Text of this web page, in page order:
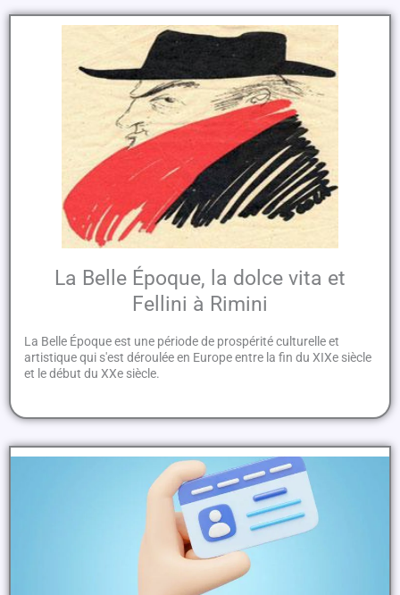
La Belle Époque, la dolce vita et
Fellini à Rimini
La Belle Époque est une période de prospérité culturelle et
artistique qui s'est déroulée en Europe entre la fin du XIXe siècle
et le début du XXe siècle.